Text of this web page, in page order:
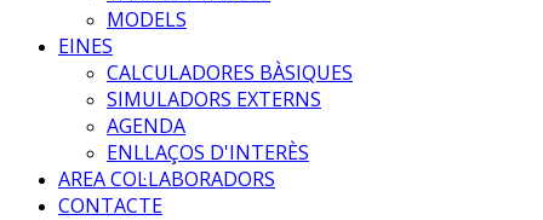
MODELS
EINES
CALCULADORES BÀSIQUES
SIMULADORS EXTERNS
AGENDA
ENLLAÇOS D'INTERÈS
AREA COL·LABORADORS
CONTACTE